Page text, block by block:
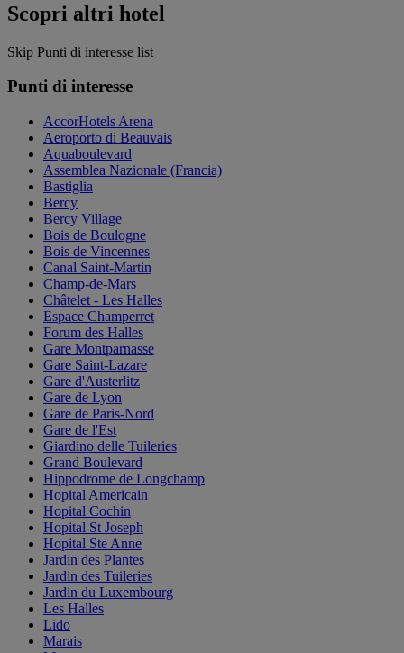
Scopri altri hotel
Skip Punti di interesse list
Punti di interesse
AccorHotels Arena
Aeroporto di Beauvais
Aquaboulevard
Assemblea Nazionale (Francia)
Bastiglia
Bercy
Bercy Village
Bois de Boulogne
Bois de Vincennes
Canal Saint-Martin
Champ-de-Mars
Châtelet - Les Halles
Espace Champerret
Forum des Halles
Gare Montparnasse
Gare Saint-Lazare
Gare d'Austerlitz
Gare de Lyon
Gare de Paris-Nord
Gare de l'Est
Giardino delle Tuileries
Grand Boulevard
Hippodrome de Longchamp
Hopital Americain
Hopital Cochin
Hopital St Joseph
Hopital Ste Anne
Jardin des Plantes
Jardin des Tuileries
Jardin du Luxembourg
Les Halles
Lido
Marais